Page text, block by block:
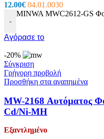
12.00€ 04.01.0030
-
MINWA MWC2612-GS
Αγόρασε το
-20%
Σύγκριση
Γρήγορη προβολή
Προσθήκη στα αγαπημένα
MW-2168 Αυτόματος
Cd/Ni-MH
Εξαντλημένο